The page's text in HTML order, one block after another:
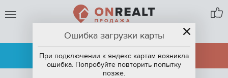
МОСКВА
АРЕНДА
ПРОДАЖА
Ошибка загрузки карты
При подключении к яндекс картам возникла
ошибка. Попробуйте повторить попытку
позже.